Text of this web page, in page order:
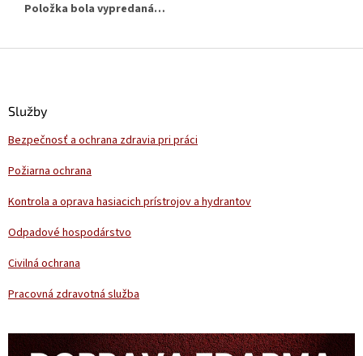
Položka bola vypredaná…
Služby
Bezpečnosť a ochrana zdravia pri práci
Požiarna ochrana
Kontrola a oprava hasiacich prístrojov a hydrantov
Odpadové hospodárstvo
Civilná ochrana
Pracovná zdravotná služba